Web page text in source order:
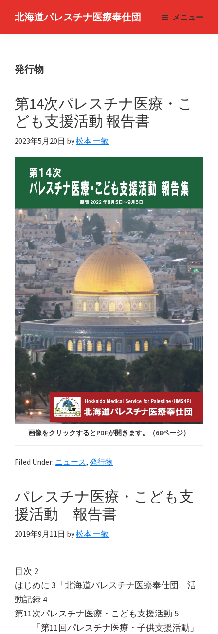
main
北海道パレスチナ医療奉仕団
for
メニュー
発行物
第14次パレスチナ医療・こ
ども支援活動 報告書
2023年5月20日 by松本 一敏
画像をクリックするとPDFが開きます。（68ページ）
Filed Under: ニュース, 発行物
パレスチナ医療・こども支
援活動 報告書
2019年9月11日 by松本 一敏
目次 2
はじめに 3「北海道パレスチナ医療奉仕団」活
動記録 4
第11次パレスチナ医療・こども支援活動 5
「第11回パレスチナ医療・子供支援活動」